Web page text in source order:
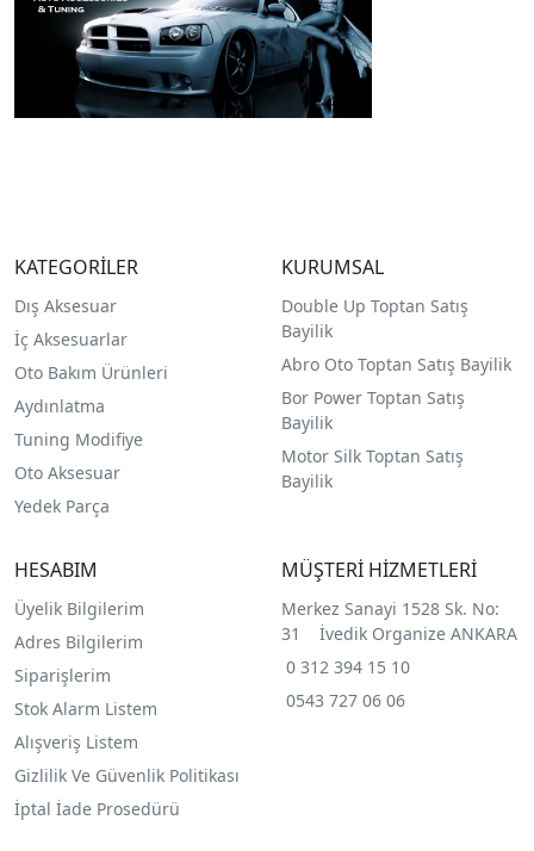
KATEGORİLER
Dış Aksesuar
İç Aksesuarlar
Oto Bakım Ürünleri
Aydınlatma
Tuning Modifiye
Oto Aksesuar
Yedek Parça
KURUMSAL
Double Up Toptan Satış
Bayilik
Abro Oto Toptan Satış Bayilik
Bor Power Toptan Satış
Bayilik
Motor Silk Toptan Satış
Bayilik
HESABIM
Üyelik Bilgilerim
Adres Bilgilerim
Siparişlerim
Stok Alarm Listem
Alışveriş Listem
Gizlilik Ve Güvenlik Politikası
İptal İade Prosedürü
MÜŞTERİ HİZMETLERİ
Merkez Sanayi 1528 Sk. No:
31 İvedik Organize ANKARA
0 312 394 15 10
0543 727 06 06